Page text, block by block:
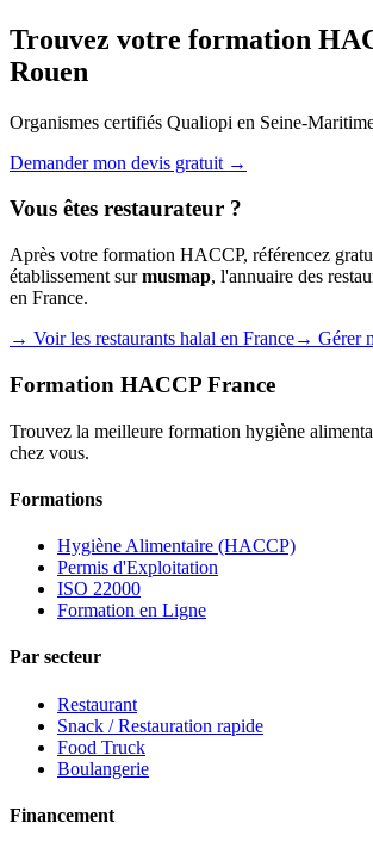
Trouvez votre formation
Rouen
Organismes certifiés Qualiopi en Seine-
Demander mon devis gratuit →
Vous êtes restaurateur ?
Après votre formation HACCP, référencez
établissement surmusmap, l'annuaire des
en France.
→ Voir les restaurants halal en France→ Gérer
Formation HACCP France
Trouvez la meilleure formation hygiène
chez vous.
Formations
Hygiène Alimentaire (HACCP)
Permis d'Exploitation
ISO 22000
Formation en Ligne
Par secteur
Restaurant
Snack / Restauration rapide
Food Truck
Boulangerie
Financement